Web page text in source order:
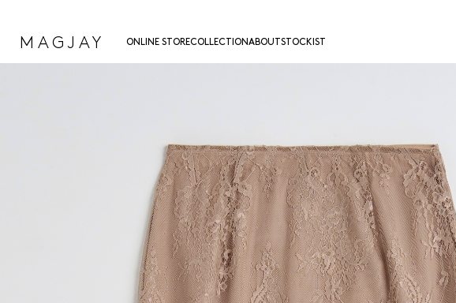
MAGJAY ONLINE STORECOLLECTIONABOUTSTOCKIST